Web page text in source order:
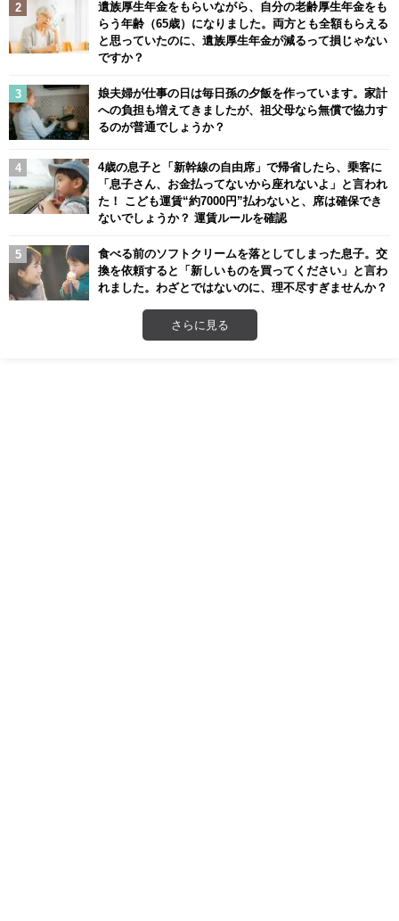
遺族厚生年金をもらいながら、自分の老齢厚生年金をも
らう年齢（65歳）になりました。両方とも全額もらえる
と思っていたのに、遺族厚生年金が減るって損じゃない
ですか？
娘夫婦が仕事の日は毎日孫の夕飯を作っています。家計
への負担も増えてきましたが、祖父母なら無償で協力す
るのが普通でしょうか？
4歳の息子と「新幹線の自由席」で帰省したら、乗客に
「息子さん、お金払ってないから座れないよ」と言われ
た！ こども運賃“約7000円”払わないと、席は確保でき
ないでしょうか？ 運賃ルールを確認
食べる前のソフトクリームを落としてしまった息子。交
換を依頼すると「新しいものを買ってください」と言わ
れました。わざとではないのに、理不尽すぎませんか？
さらに見る